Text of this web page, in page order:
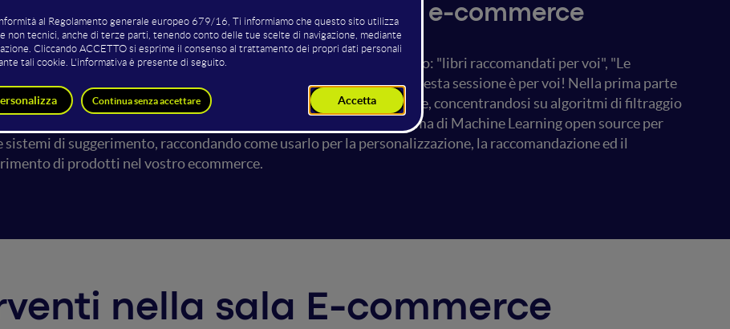
dei prodotti per il vostro e-commerce
d'oggi un sacco di siti web cercano di indovinare ciò che vorremmo: "libri raccomandati per voi", "Le
a cui potresti piacere", etc. Suona familiare, non è vero? Ebbene, questa sessione è per voi! Nella prima parte
talk sarà introdotta la teoria dietro ai sistemi di raccomandazione, concentrandosi su algoritmi di filtraggio
(CR). Dopo di che faremo un tuffo in Prediction.io, una sistema di Machine Learning open source per
sistemi di suggerimento, raccondando come usarlo per la personalizzazione, la raccomandazione ed il
di prodotti nel vostro ecommerce.
nella sala E-commerce